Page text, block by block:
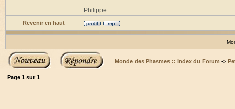
Philippe
Revenir en haut
Monde des Phasmes :: Index du Forum ->
Page 1 sur1